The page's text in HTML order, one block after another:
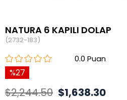
NATURA 6 KAPILI DOLAP
(2732-183)
0.0
27
$2,244.50 $1,638.30